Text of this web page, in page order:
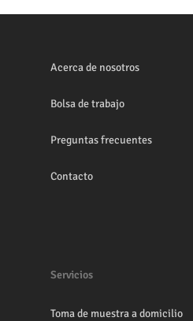
Acerca de nosotros
Bolsa de trabajo
Preguntas frecuentes
Contacto
Servicios
Toma de muestra a domicilio